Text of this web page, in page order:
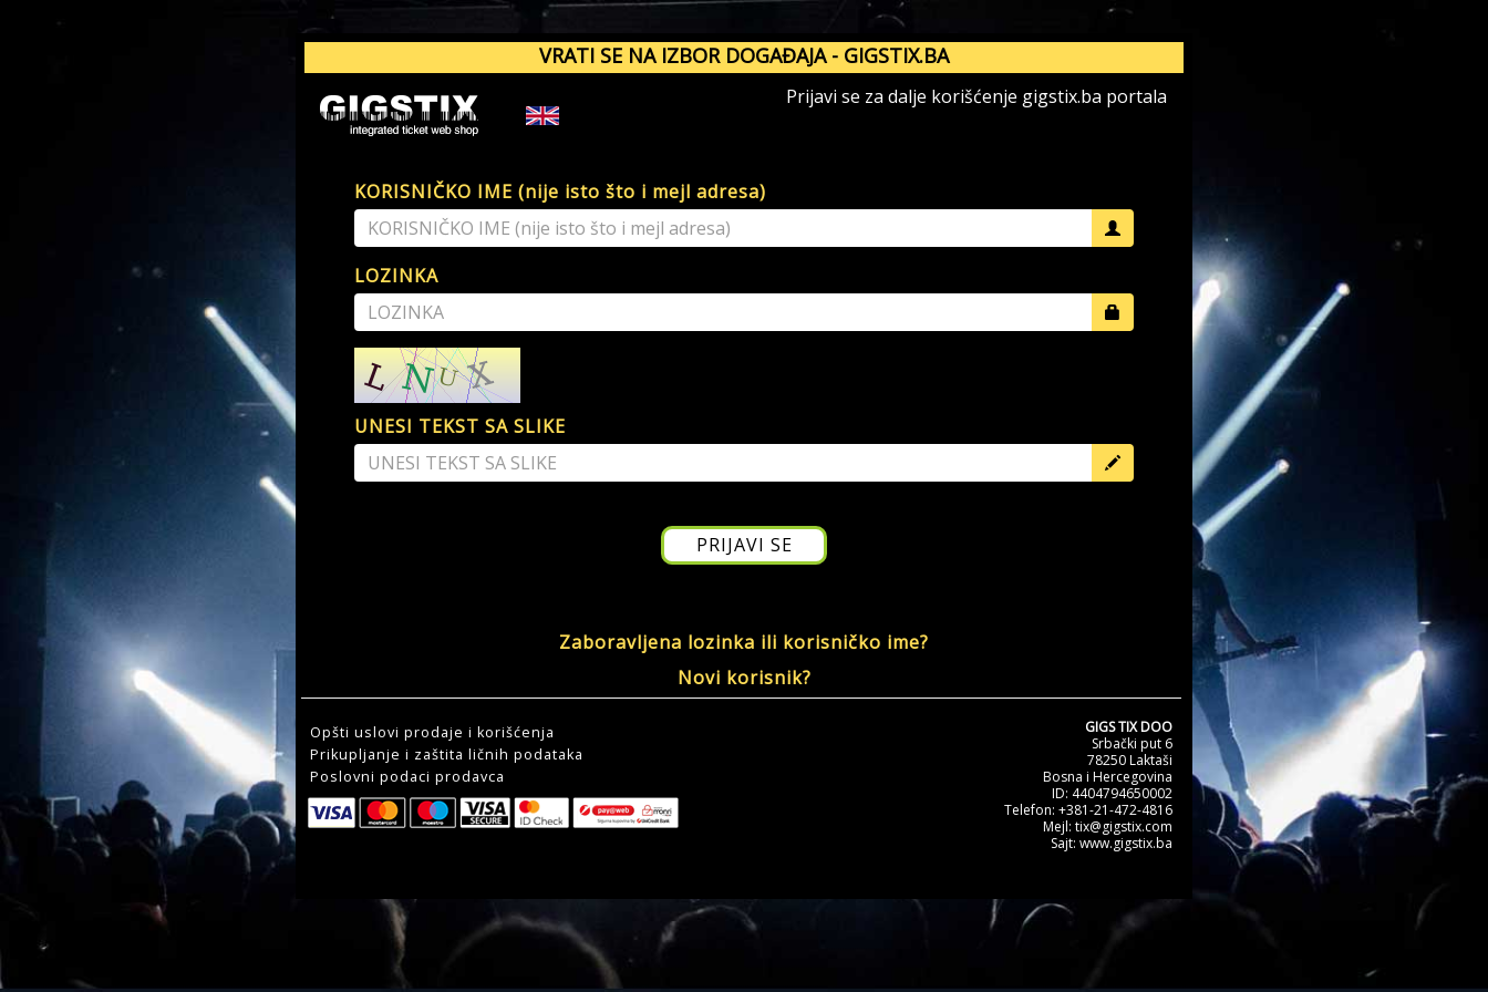
VRATI SE NA IZBOR DOGAĐAJA - GIGSTIX.BA
Prijavi se za dalje korišćenje gigstix.ba portala
KORISNIČKO IME (nije isto što i mejl adresa)
LOZINKA
UNESI TEKST SA SLIKE
Zaboravljena lozinka ili korisničko ime?
Novi korisnik?
Opšti uslovi prodaje i korišćenja
Prikupljanje i zaštita ličnih podataka
Poslovni podaci prodavca
GIGS TIX DOO
Srbački put 6
78250 Laktaši
Bosna i Hercegovina
ID: 4404794650002
Telefon: +381-21-472-4816
Mejl: tix@gigstix.com
Sajt: www.gigstix.ba